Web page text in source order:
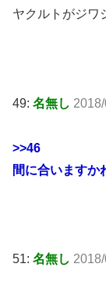
ヤクルトがジワ
49: 名無し
>>46
間に合います
51: 名無し